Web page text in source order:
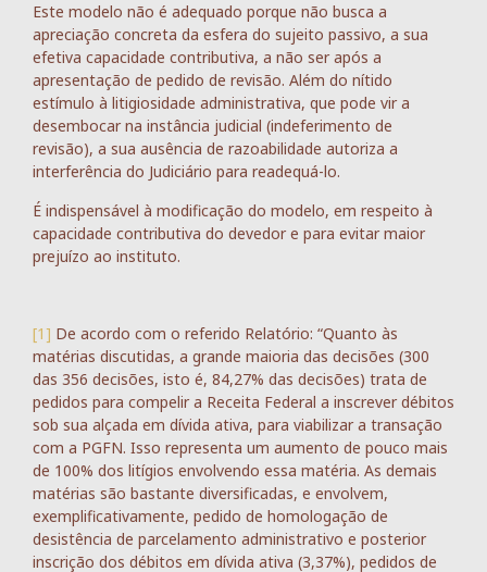
Este modelo não é adequado porque não busca a
apreciação concreta da esfera do sujeito passivo, a sua
efetiva capacidade contributiva, a não ser após a
apresentação de pedido de revisão. Além do nítido
estímulo à litigiosidade administrativa, que pode vir a
desembocar na instância judicial (indeferimento de
revisão), a sua ausência de razoabilidade autoriza a
interferência do Judiciário para readequá-lo.
É indispensável à modificação do modelo, em respeito à
capacidade contributiva do devedor e para evitar maior
prejuízo ao instituto.
[1] De acordo com o referido Relatório: “Quanto às
matérias discutidas, a grande maioria das decisões (300
das 356 decisões, isto é, 84,27% das decisões) trata de
pedidos para compelir a Receita Federal a inscrever débitos
sob sua alçada em dívida ativa, para viabilizar a transação
com a PGFN. Isso representa um aumento de pouco mais
de 100% dos litígios envolvendo essa matéria. As demais
matérias são bastante diversificadas, e envolvem,
exemplificativamente, pedido de homologação de
desistência de parcelamento administrativo e posterior
inscrição dos débitos em dívida ativa (3,37%), pedidos de